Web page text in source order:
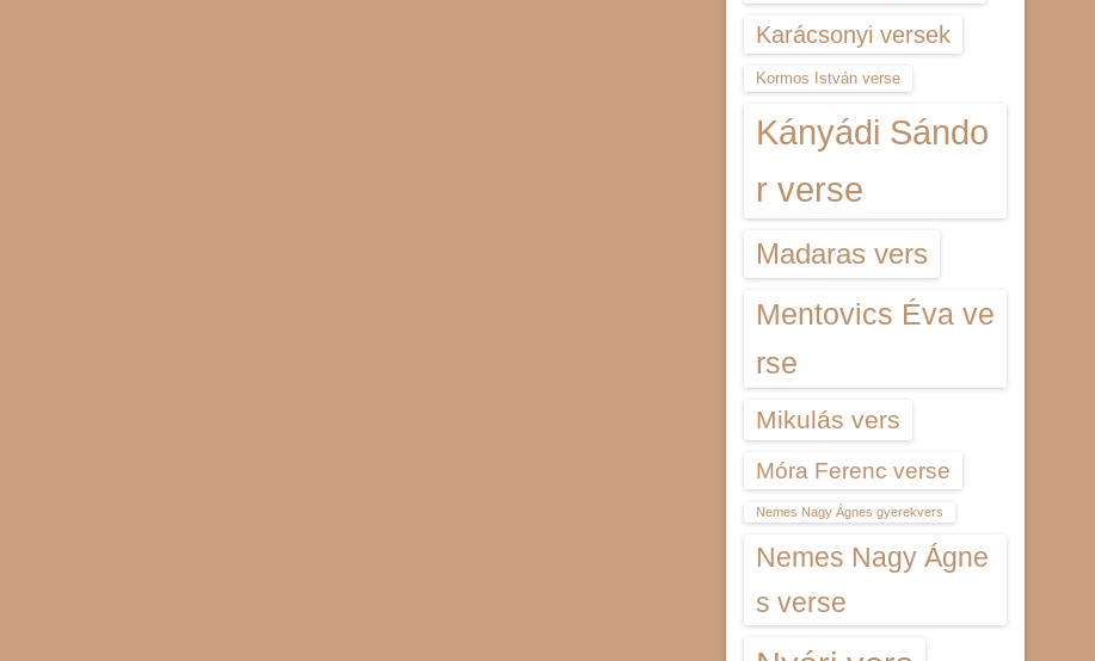
Karácsonyi versek
Kormos István verse
Kányádi Sándo
r verse
Madaras vers
Mentovics Éva ve
rse
Mikulás vers
Móra Ferenc verse
Nemes Nagy Ágnes gyerekvers
Nemes Nagy Ágne
s verse